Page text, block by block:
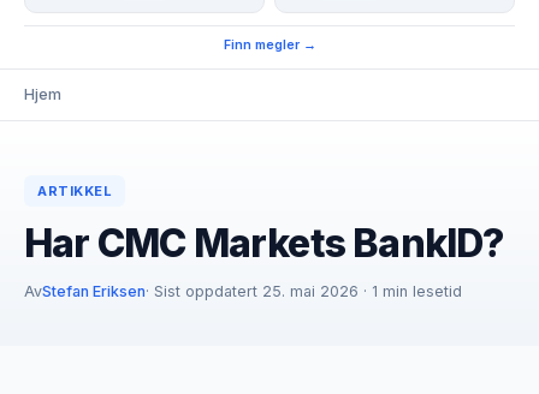
Finn megler →
Hjem
ARTIKKEL
Har CMC Markets BankID?
AvStefan Eriksen· Sist oppdatert 25. mai 2026 · 1 min lesetid